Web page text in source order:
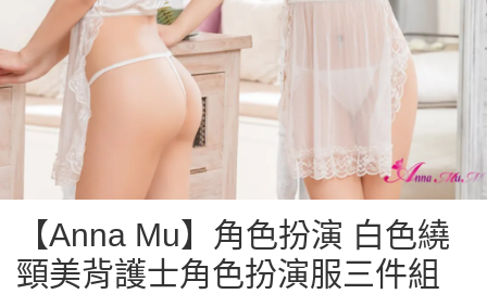
【Anna Mu】角色扮演 白色繞
頸美背護士角色扮演服三件組